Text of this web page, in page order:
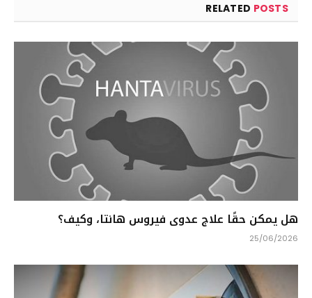
RELATED POSTS
هل يمكن حقًا علاج عدوى فيروس هانتا، وكيف؟
25/06/2026